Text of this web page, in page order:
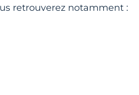
retrouverez notamment :